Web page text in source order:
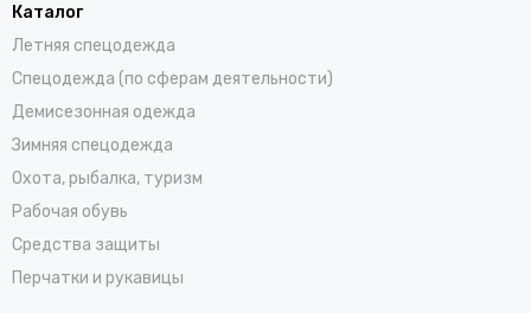
Каталог
Летняя спецодежда
Спецодежда (по сферам деятельности)
Демисезонная одежда
Зимняя спецодежда
Охота, рыбалка, туризм
Рабочая обувь
Средства защиты
Перчатки и рукавицы